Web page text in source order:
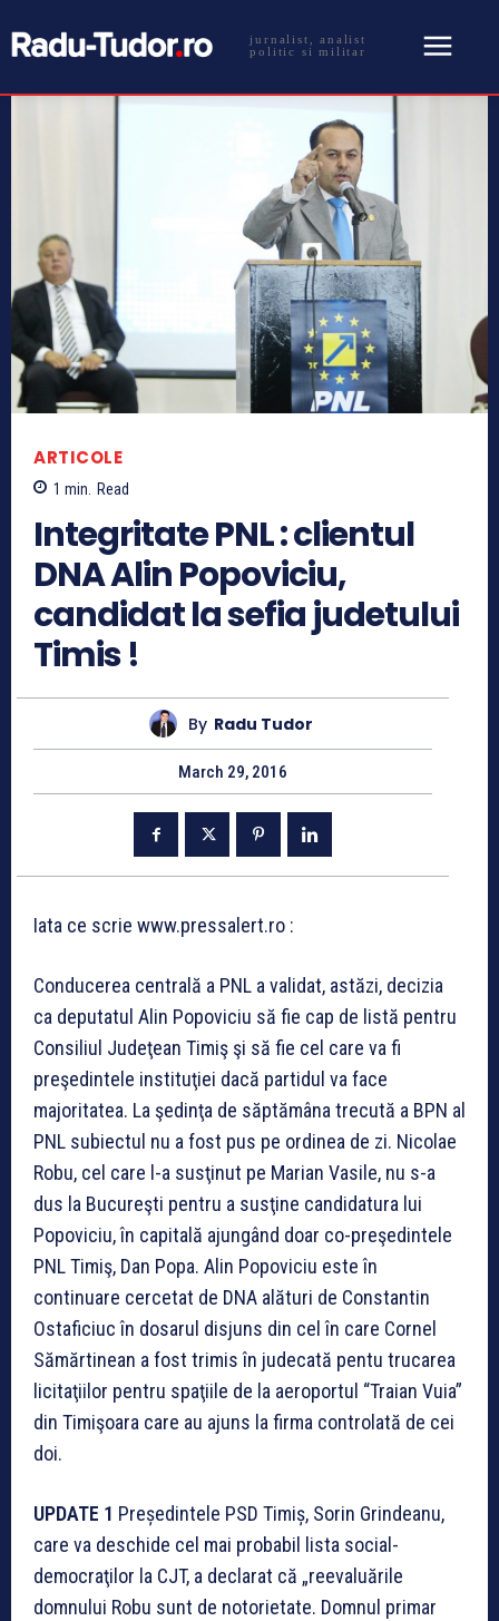
jurnalist, analist
politic si militar
ARTICOLE
1 min. Read
Integritate PNL : clientul
DNA Alin Popoviciu,
candidat la sefia judetului
Timis !
By Radu Tudor
March 29, 2016
Iata ce scrie www.pressalert.ro :
Conducerea centrală a PNL a validat, astăzi, decizia
ca deputatul Alin Popoviciu să fie cap de listă pentru
Consiliul Judeţean Timiş şi să fie cel care va fi
preşedintele instituţiei dacă partidul va face
majoritatea. La şedinţa de săptămâna trecută a BPN al
PNL subiectul nu a fost pus pe ordinea de zi. Nicolae
Robu, cel care l-a susţinut pe Marian Vasile, nu s-a
dus la Bucureşti pentru a susţine candidatura lui
Popoviciu, în capitală ajungând doar co-preşedintele
PNL Timiş, Dan Popa. Alin Popoviciu este în
continuare cercetat de DNA alături de Constantin
Ostaficiuc în dosarul disjuns din cel în care Cornel
Sămărtinean a fost trimis în judecată pentu trucarea
licitaţiilor pentru spaţiile de la aeroportul “Traian Vuia”
din Timişoara care au ajuns la firma controlată de cei
doi.
UPDATE 1 Președintele PSD Timiș, Sorin Grindeanu,
care va deschide cel mai probabil lista social-
democraţilor la CJT, a declarat că „reevaluările
domnului Robu sunt de notorietate. Domnul primar